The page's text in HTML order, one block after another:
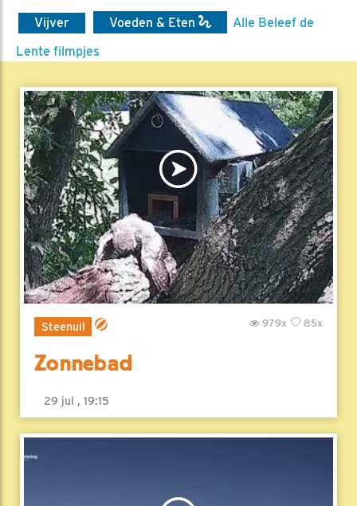
Vijver Voeden & Eten
Alle Beleef de
Lente filmpjes
Steenuil 85x
979x
Zonnebad
29 jul , 19:15